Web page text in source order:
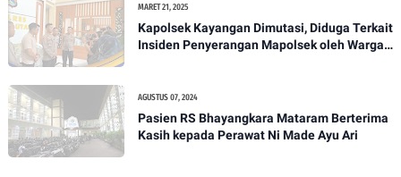
MARET 21, 2025
Kapolsek Kayangan Dimutasi, Diduga Terkait
Insiden Penyerangan Mapolsek oleh Warga -
AGUSTUS 07, 2024
Pasien RS Bhayangkara Mataram Berterima
Kasih kepada Perawat Ni Made Ayu Ari